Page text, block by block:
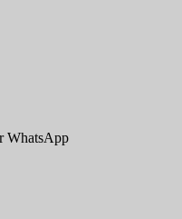
WhatsApp